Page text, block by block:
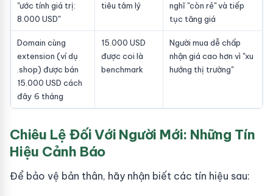
"ước tính giá trị:
8.000 USD"
tiêu tâm lý
nghĩ "còn rẻ" và tiếp
tục tăng giá
Domain cùng
extension (ví dụ
.shop) được bán
15.000 USD cách
đây 6 tháng
15.000 USD
được coi là
benchmark
Người mua dễ chấp
nhận giá cao hơn vì "xu
hướng thị trường"
Chiêu Lệ Đối Với Người Mới: Những Tín
Hiệu Cảnh Báo
Để bảo vệ bản thân, hãy nhận biết các tín hiệu sau: